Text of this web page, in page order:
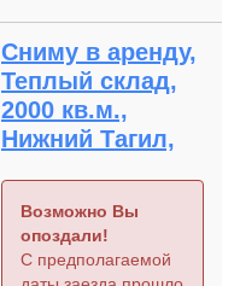
Сниму в аренду,
Теплый склад,
2000 кв.м.,
Нижний Тагил,
Возможно Вы
опоздали!
С предполагаемой